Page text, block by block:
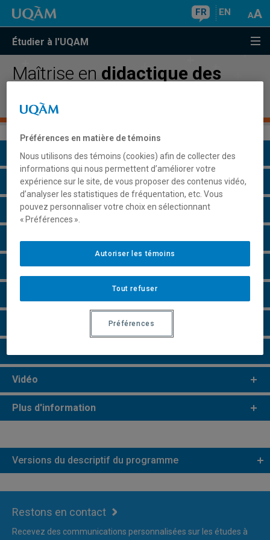
FR EN
Étudier à l'UQAM
Maîtrise en didactique des
langues
Présentation du programme
Conditions d'admission
Cours à suivre et horaires
Perspectives professionnelles
Remarques et règlements
Vidéo
Plus d'information
Versions du descriptif du programme
Restons en contact
Recevez des communications personnalisées sur les études à
Préférences en matière de témoins
Nous utilisons des témoins (cookies) afin de collecter des
informations qui nous permettent d’améliorer votre
expérience sur le site, de vous proposer des contenus vidéo,
d’analyser les statistiques de fréquentation, etc. Vous
pouvez personnaliser votre choix en sélectionnant
« Préférences ».
Tout refuser
Autoriser les témoins
Préférences